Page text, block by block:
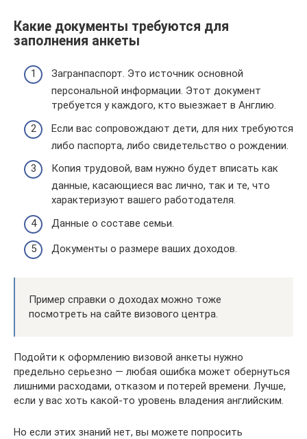
Какие документы требуются для
заполнения анкеты
Загранпаспорт. Это источник основной
персональной информации. Этот документ
требуется у каждого, кто выезжает в Англию.
Если вас сопровождают дети, для них требуются
либо паспорта, либо свидетельство о рождении.
Копия трудовой, вам нужно будет вписать как
данные, касающиеся вас лично, так и те, что
характеризуют вашего работодателя.
Данные о составе семьи.
Документы о размере ваших доходов.
Пример справки о доходах можно тоже
посмотреть на сайте визового центра.
Подойти к оформлению визовой анкеты нужно
предельно серьезно — любая ошибка может обернуться
лишними расходами, отказом и потерей времени. Лучше,
если у вас хоть какой-то уровень владения английским.
Но если этих знаний нет, вы можете попросить